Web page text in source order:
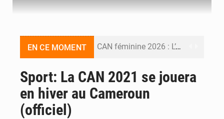
EN CE MOMENT CAN féminine 2026 : L’Algérie bat la Côte d’Ivoire (2-1) et se qualifie pour le Mondial 2027
Sport: La CAN 2021 se jouera
en hiver au Cameroun
(officiel)